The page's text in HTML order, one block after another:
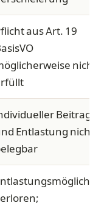
aus Art. 19
nicht
Beitrag
Entlastung nicht